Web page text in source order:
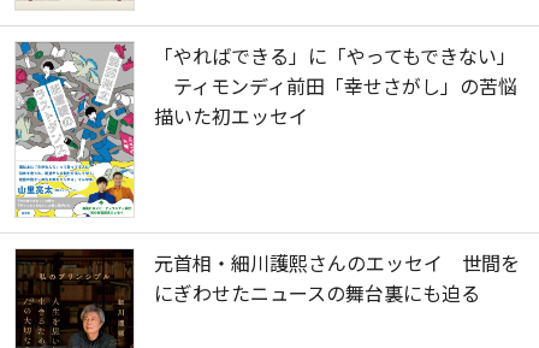
「やればできる」に「やってもできない」
ティモンディ前田「幸せさがし」の苦悩
描いた初エッセイ
元首相・細川護熙さんのエッセイ 世間を
にぎわせたニュースの舞台裏にも迫る